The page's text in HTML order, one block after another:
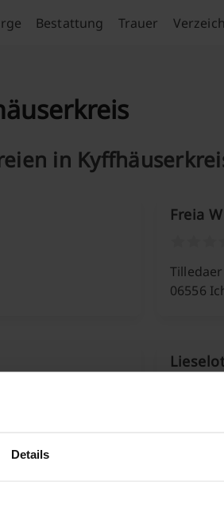
Details
Bestattung Trauer
in
Freia
Tilledaer
06556